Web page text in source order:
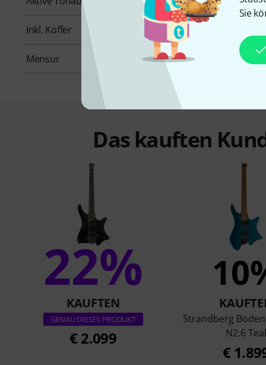
Sie
Inkl. Koffer
Mensur 635 mm
Das kauften
22%
KAUFTEN
GENAU DIESES PRODUKT
€ 2.099
Strandberg
N2.6 Teal
€